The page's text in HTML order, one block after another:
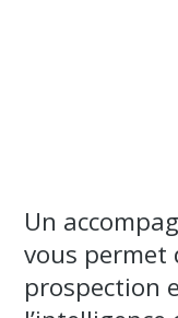
Un
vous permet
prospection